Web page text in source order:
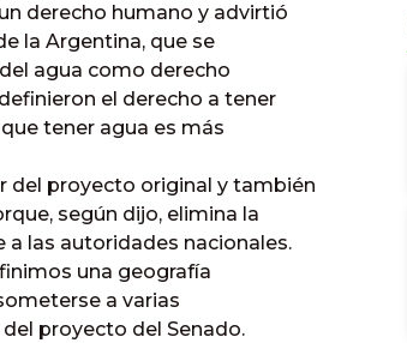
derecho humano y advirtió
la Argentina, que se
agua como derecho
definieron el derecho a tener
tener agua es más
del proyecto original y también
según dijo, elimina la
las autoridades nacionales.
una geografía
a varias
proyecto del Senado.